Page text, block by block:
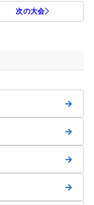
次の大会
→
→
→
→